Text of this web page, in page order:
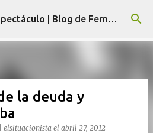
principal la situación del espectáculo | Blog de Fernando Díaz
la deuda y
elsituacionista el abril 27, 2012